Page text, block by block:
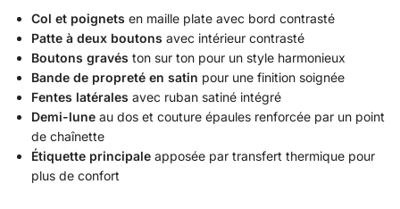
Col et poignets en maille plate avec bord contrasté
Patte à deux boutons avec intérieur contrasté
Boutons gravés ton sur ton pour un style harmonieux
Bande de propreté en satin pour une finition soignée
Fentes latérales avec ruban satiné intégré
Demi-lune au dos et couture épaules renforcée par un point
de chaînette
Étiquette principale apposée par transfert thermique pour
plus de confort